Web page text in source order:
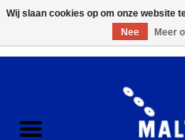
ACCESSOIRES/HARDWARE
Wij slaan cookies op om onze website
Nee
Meer